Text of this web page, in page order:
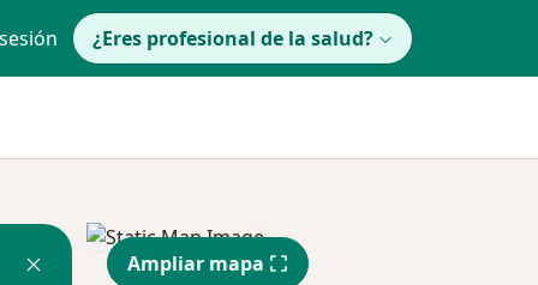
¿Eres profesional de la salud?
Ampliar mapa